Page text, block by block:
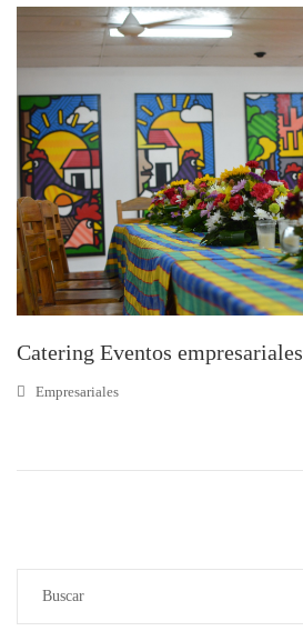
Catering Eventos empresariales
Empresariales